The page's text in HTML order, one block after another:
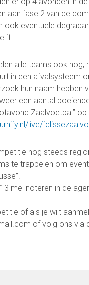
Financieel
Wie doet wat
Ruimte
Evenementen
aan fase 2 van de
eventuele
alle teams ook nog,
in een afvalsysteem
hun naam
een aantal
Zaalvoetbal”
live/
nog steeds
te trappelen om
mei noteren in de
of als je wilt
of volg ons via